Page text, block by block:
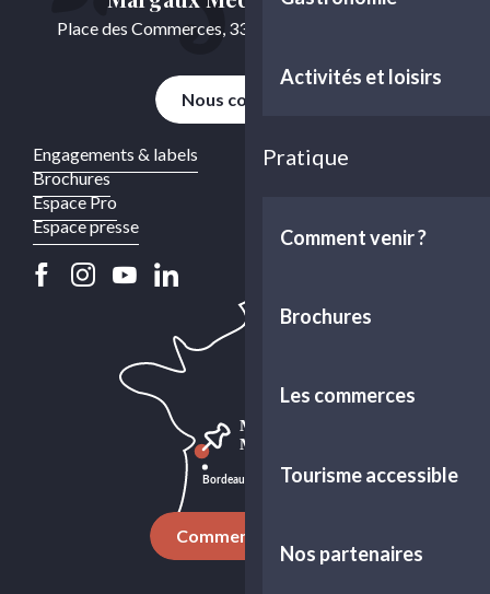
Activités et loisirs
Pratique
Comment venir ?
Brochures
Les commerces
Tourisme accessible
Nos partenaires
Engagements & labels
Brochures
Espace Pro
Espace presse
Place des Commerces, 33460 Cussac-Fort-Médoc
Nous contacter
Comment venir ?